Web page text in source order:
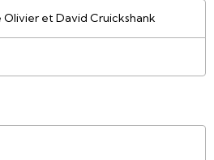
Olivier et David Cruickshank